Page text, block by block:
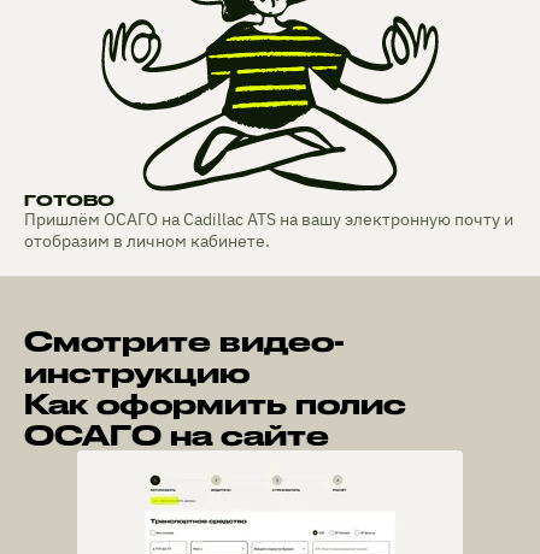
ГОТОВО
Пришлём ОСАГО на Cadillac ATS на вашу электронную почту и
отобразим в личном кабинете.
Смотрите видео-
инструкцию
Как оформить полис
ОСАГО на сайте